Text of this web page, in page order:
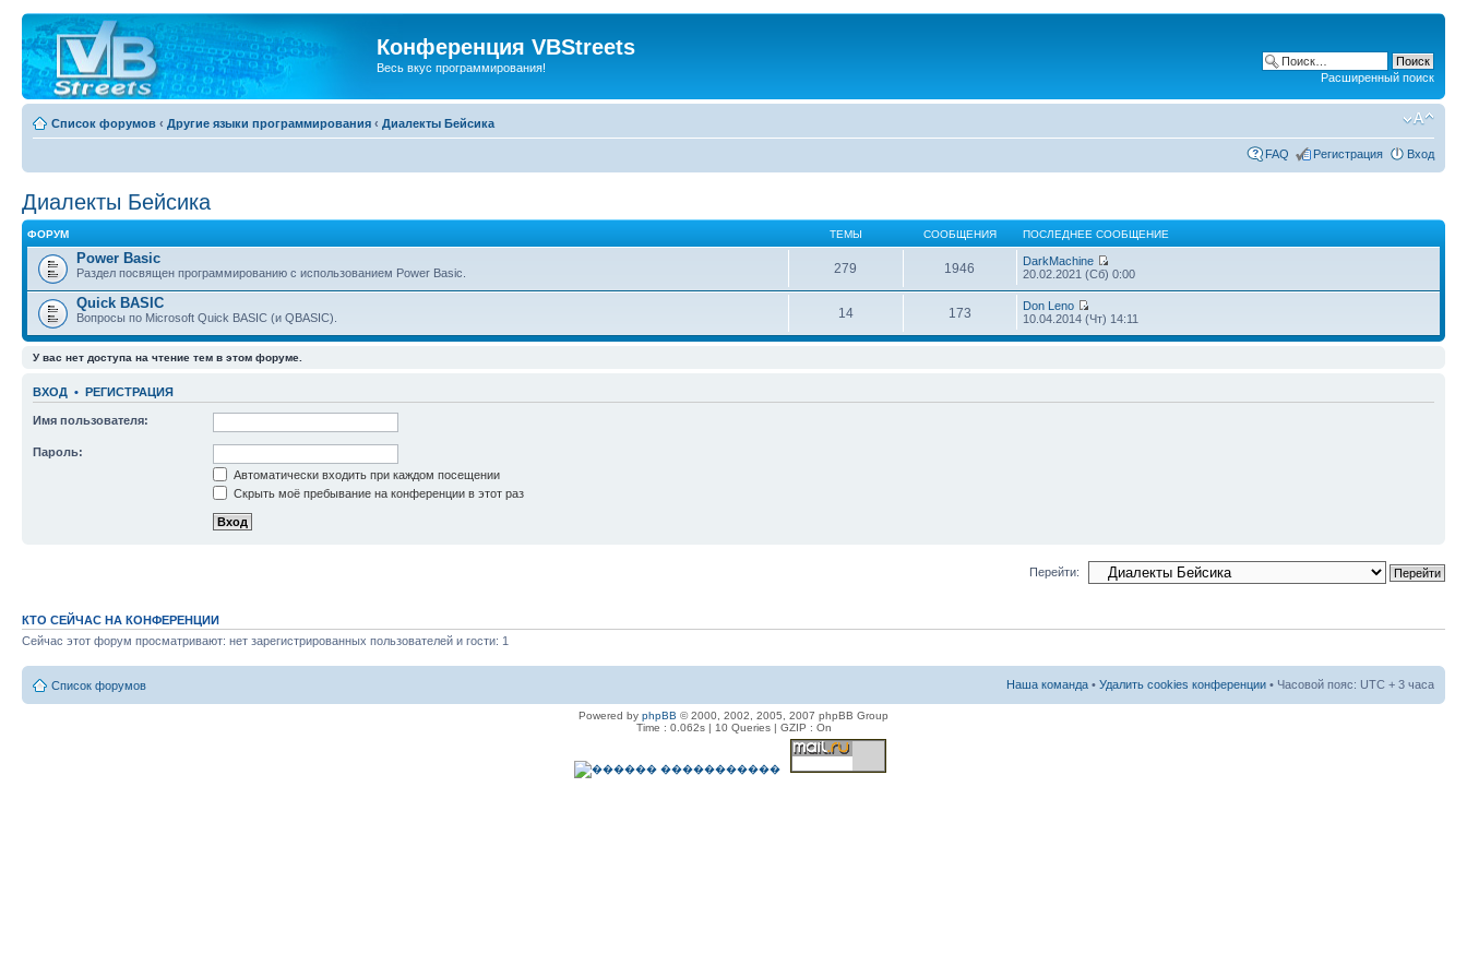
Конференция VBStreets
Весь вкус программирования!
Расширенный поиск
Список форумов ‹ Другие языки программирования ‹ Диалекты Бейсика
FAQ Регистрация Вход
Диалекты Бейсика
ФОРУМ ТЕМЫ СООБЩЕНИЯ ПОСЛЕДНЕЕ СООБЩЕНИЕ
Power Basic
Раздел посвящен программированию с использованием Power Basic. 279 1946
DarkMachine
20.02.2021 (Сб) 0:00
Quick BASIC
Вопросы по Microsoft Quick BASIC (и QBASIC). 14 173
Don Leno
10.04.2014 (Чт) 14:11
У вас нет доступа на чтение тем в этом форуме.
ВХОД • РЕГИСТРАЦИЯ
Имя пользователя:
Пароль:
Автоматически входить при каждом посещении
Скрыть моё пребывание на конференции в этот раз
Перейти:
КТО СЕЙЧАС НА КОНФЕРЕНЦИИ
Сейчас этот форум просматривают: нет зарегистрированных пользователей и гости: 1
Список форумов Наша команда • Удалить cookies конференции • Часовой пояс: UTC + 3 часа
Powered by phpBB © 2000, 2002, 2005, 2007 phpBB Group
Time : 0.062s | 10 Queries | GZIP : On